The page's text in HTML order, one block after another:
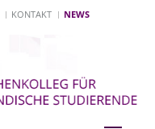
KONTAKT NEWS